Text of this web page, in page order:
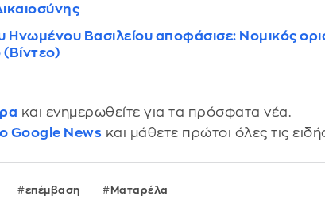
Ηνωμένου Βασιλείου αποφάσισε: Νομικός
και ενημερωθείτε για τα πρόσφατα νέα.
Google News και μάθετε πρώτοι όλες τις
επέμβαση Ματαρέλα